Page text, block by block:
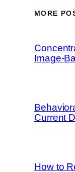
MORE
Image-
Current
How to